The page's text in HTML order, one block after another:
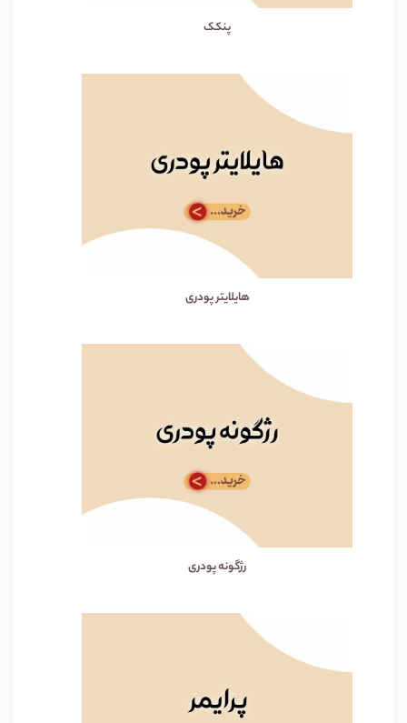
پنکک
هایلایتر پودری
رژگونه پودری